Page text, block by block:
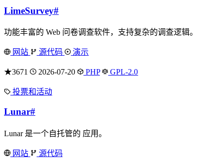
LimeSurvey#
功能丰富的 Web 问卷调查软件，支持复杂的调查逻辑。
网站 源代码 演示
★3671 2026-07-20 PHP GPL-2.0
投票和活动
Lunar#
Lunar 是一个自托管的 应用。
网站 源代码